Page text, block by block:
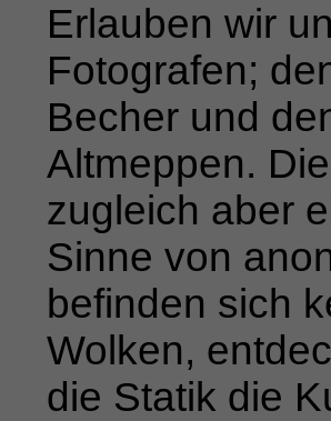
Erlauben wir
Fotografen;
Becher und
Altmeppen.
zugleich aber
Sinne von
befinden sich
Wolken,
die Statik die